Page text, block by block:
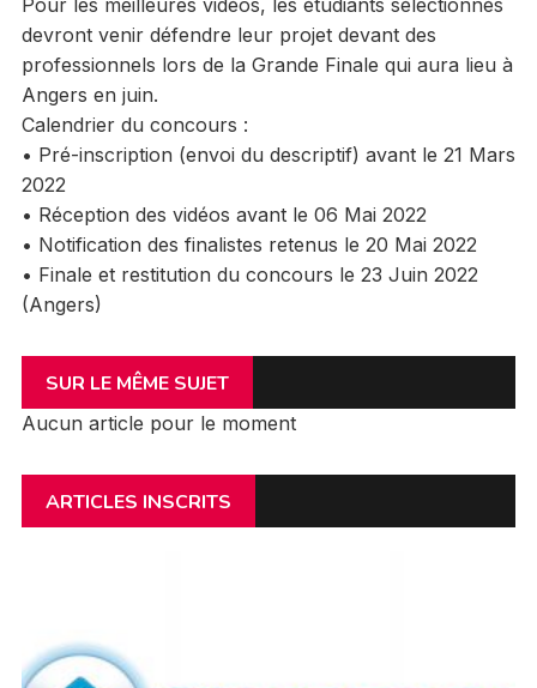
Pour les meilleures vidéos, les étudiants sélectionnés
devront venir défendre leur projet devant des
professionnels lors de la Grande Finale qui aura lieu à
Angers en juin.
Calendrier du concours :
• Pré-inscription (envoi du descriptif) avant le 21 Mars
2022
• Réception des vidéos avant le 06 Mai 2022
• Notification des finalistes retenus le 20 Mai 2022
• Finale et restitution du concours le 23 Juin 2022
(Angers)
SUR LE MÊME SUJET
Aucun article pour le moment
ARTICLES INSCRITS